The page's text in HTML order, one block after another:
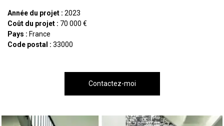
Année du projet : 2023
Coût du projet : 70 000 €
Pays : France
Code postal : 33000
Contactez-moi